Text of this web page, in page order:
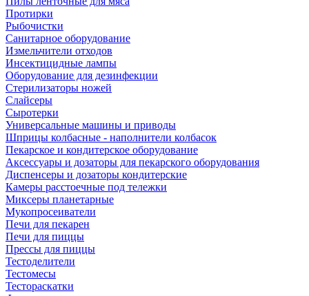
Протирки
Рыбочистки
Санитарное оборудование
Измельчители отходов
Инсектицидные лампы
Оборудование для дезинфекции
Стерилизаторы ножей
Слайсеры
Сыротерки
Универсальные машины и приводы
Шприцы колбасные - наполнители колбасок
Пекарское и кондитерское оборудование
Аксессуары и дозаторы для пекарского оборудования
Диспенсеры и дозаторы кондитерские
Камеры расстоечные под тележки
Миксеры планетарные
Мукопросеиватели
Печи для пекарен
Печи для пиццы
Прессы для пиццы
Тестоделители
Тестомесы
Тестораскатки